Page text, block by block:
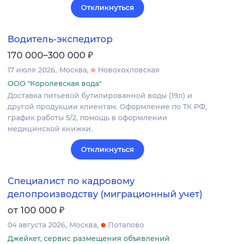
Откликнуться
Водитель-экспедитор
170 000–300 000 ₽
17 июля 2026 Москва
Новохохловская
ООО "Королевская вода"
Доставка питьевой бутилированной воды (19л) и
другой продукции клиентам. Оформление по ТК РФ,
график работы 5/2, помощь в оформлении
медицинской книжки.
Откликнуться
Специалист по кадровому
делопроизводству (миграционный учет)
от 100 000 ₽
04 августа 2026 Москва
Потапово
Джейкет, сервис размещения объявлений